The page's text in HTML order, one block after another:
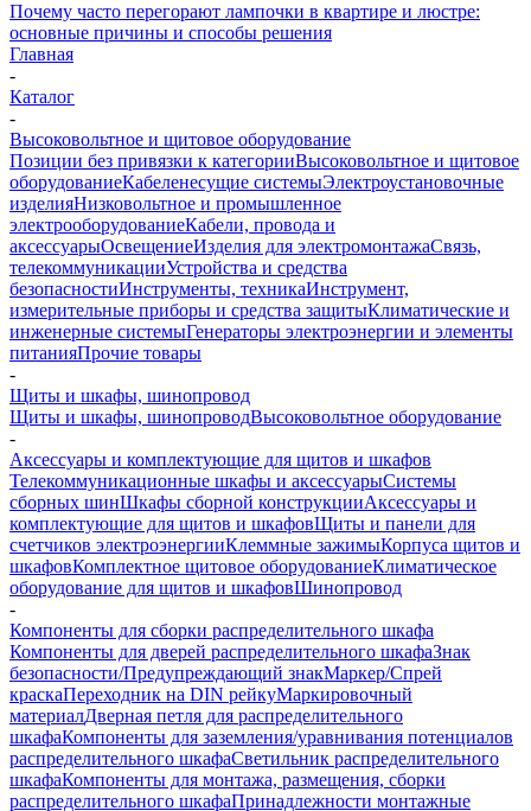
Почему часто перегорают лампочки в квартире и люстре:
основные причины и способы решения
Главная
-
Каталог
-
Высоковольтное и щитовое оборудование
Позиции без привязки к категорииВысоковольтное и щитовое
оборудованиеКабеленесущие системыЭлектроустановочные
изделияНизковольтное и промышленное
электрооборудованиеКабели, провода и
аксессуарыОсвещениеИзделия для электромонтажаСвязь,
телекоммуникацииУстройства и средства
безопасностиИнструменты, техникаИнструмент,
измерительные приборы и средства защитыКлиматические и
инженерные системыГенераторы электроэнергии и элементы
питанияПрочие товары
-
Щиты и шкафы, шинопровод
Щиты и шкафы, шинопроводВысоковольтное оборудование
-
Аксессуары и комплектующие для щитов и шкафов
Телекоммуникационные шкафы и аксессуарыСистемы
сборных шинШкафы сборной конструкцииАксессуары и
комплектующие для щитов и шкафовЩиты и панели для
счетчиков электроэнергииКлеммные зажимыКорпуса щитов и
шкафовКомплектное щитовое оборудованиеКлиматическое
оборудование для щитов и шкафовШинопровод
-
Компоненты для сборки распределительного шкафа
Компоненты для дверей распределительного шкафаЗнак
безопасности/Предупреждающий знакМаркер/Спрей
краскаПереходник на DIN рейкуМаркировочный
материалДверная петля для распределительного
шкафаКомпоненты для заземления/уравнивания потенциалов
распределительного шкафаСветильник распределительного
шкафаКомпоненты для монтажа, размещения, сборки
распределительного шкафаПринадлежности монтажные